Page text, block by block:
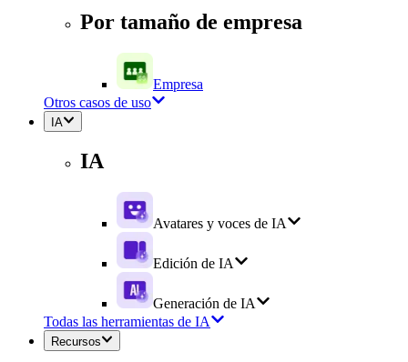
Por tamaño de empresa
Empresa
Otros casos de uso
IA
IA
Avatares y voces de IA
Edición de IA
Generación de IA
Todas las herramientas de IA
Recursos